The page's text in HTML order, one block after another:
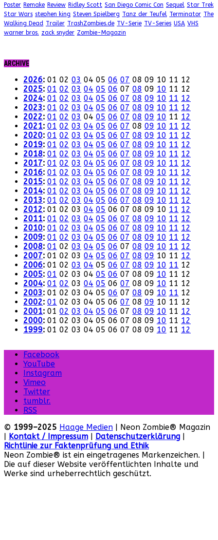
Poster Remake Review Ridley Scott San Diego Comic Con Sequel Star Trek
Star Wars stephen king Steven Spielberg Tanz der Teufel Terminator The
Walking Dead Trailer TrashZombies.de TV-Serie TV-Series USA VHS
warner bros. zack snyder Zombie-Magazin
ARCHIVE
2026: 01 02 03 04 05 06 07 08 09 10 11 12
2025: 01 02 03 04 05 06 07 08 09 10 11 12
2024: 01 02 03 04 05 06 07 08 09 10 11 12
2023: 01 02 03 04 05 06 07 08 09 10 11 12
2022: 01 02 03 04 05 06 07 08 09 10 11 12
2021: 01 02 03 04 05 06 07 08 09 10 11 12
2020: 01 02 03 04 05 06 07 08 09 10 11 12
2019: 01 02 03 04 05 06 07 08 09 10 11 12
2018: 01 02 03 04 05 06 07 08 09 10 11 12
2017: 01 02 03 04 05 06 07 08 09 10 11 12
2016: 01 02 03 04 05 06 07 08 09 10 11 12
2015: 01 02 03 04 05 06 07 08 09 10 11 12
2014: 01 02 03 04 05 06 07 08 09 10 11 12
2013: 01 02 03 04 05 06 07 08 09 10 11 12
2012: 01 02 03 04 05 06 07 08 09 10 11 12
2011: 01 02 03 04 05 06 07 08 09 10 11 12
2010: 01 02 03 04 05 06 07 08 09 10 11 12
2009: 01 02 03 04 05 06 07 08 09 10 11 12
2008: 01 02 03 04 05 06 07 08 09 10 11 12
2007: 01 02 03 04 05 06 07 08 09 10 11 12
2006: 01 02 03 04 05 06 07 08 09 10 11 12
2005: 01 02 03 04 05 06 07 08 09 10 11 12
2004: 01 02 03 04 05 06 07 08 09 10 11 12
2003: 01 02 03 04 05 06 07 08 09 10 11 12
2002: 01 02 03 04 05 06 07 08 09 10 11 12
2001: 01 02 03 04 05 06 07 08 09 10 11 12
2000: 01 02 03 04 05 06 07 08 09 10 11 12
1999: 01 02 03 04 05 06 07 08 09 10 11 12
Facebook
YouTube
Instagram
Vimeo
Twitter
tumblr.
RSS
© 1999–2025 Haage Medien | Neon Zombie® Magazin
Kontakt / Impressum Datenschutzerklärung
Richtlinie zur Faktenprüfung und Ethik
Neon Zombie® ist ein eingetragenes Markenzeichen. |
Die auf dieser Website veröffentlichten Inhalte und
Werke sind urheberrechtlich geschützt.